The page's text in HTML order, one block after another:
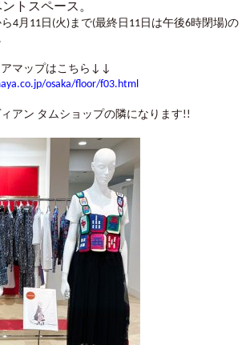
トスペース。
4月11日(火)まで(最終日11日は午後6時閉場)の
マップはこちら↓↓
osaka/floor/f03.html
アン タムショップの隣になります!!